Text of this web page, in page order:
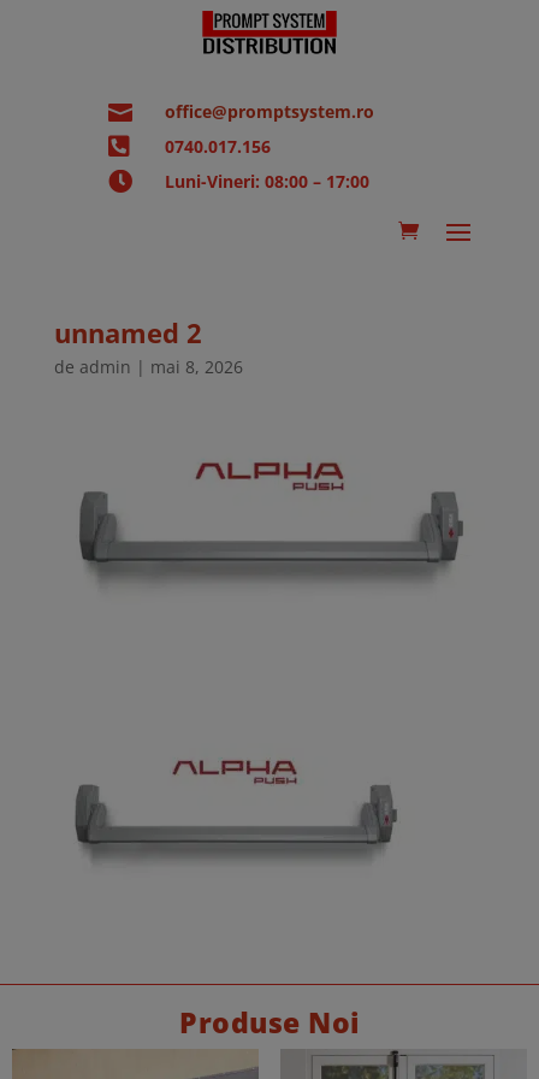
 office@promptsystem.ro
 0740.017.156
 Luni-Vineri: 08:00 – 17:00
unnamed 2
de admin | mai 8, 2026
Produse Noi